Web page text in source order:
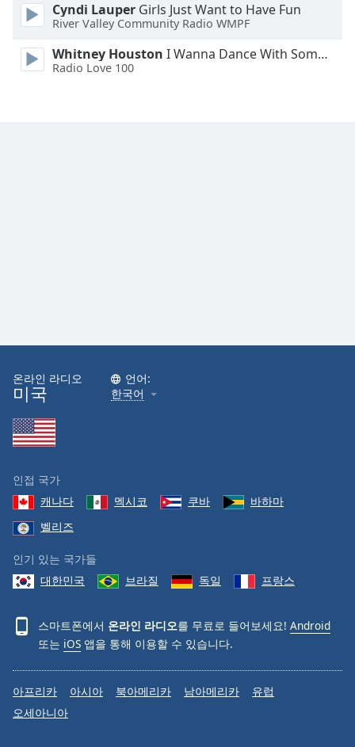
Family
Cyndi Lauper Girls Just Want to Have Fun
River Valley Community Radio WMPF
Whitney Houston I Wanna Dance With Somebody
Radio Love 100
온라인 라디오
미국
언어:
한국어
인접 국가
캐나다
멕시코 쿠바
바하마
벨리즈
인기 있는 국가들
대한민국
브라질 독일 프랑스
스마트폰에서 온라인 라디오를 무료로 들어보세요! Android
또는 iOS 앱을 통해 이용할 수 있습니다.
아프리카 아시아 북아메리카 남아메리카
유럽
오세아니아